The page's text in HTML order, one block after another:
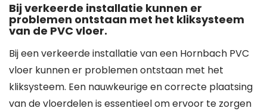
Bij verkeerde installatie kunnen er
problemen ontstaan met het kliksysteem
van de PVC vloer.
Bij een verkeerde installatie van een Hornbach PVC
vloer kunnen er problemen ontstaan met het
kliksysteem. Een nauwkeurige en correcte plaatsing
van de vloerdelen is essentieel om ervoor te zorgen